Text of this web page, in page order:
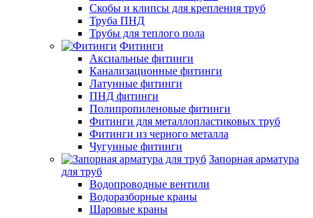
Скобы и клипсы для крепления труб
Труба ПНД
Трубы для теплого пола
Фитинги
Аксиальные фитинги
Канализационные фитинги
Латунные фитинги
ПНД фитинги
Полипропиленовые фитинги
Фитинги для металлопластиковых труб
Фитинги из черного металла
Чугунные фитинги
Запорная арматура
для труб
Водопроводные вентили
Водоразборные краны
Шаровые краны